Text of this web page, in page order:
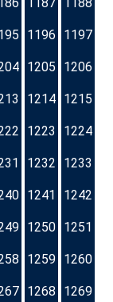
1196 1197
1205 1206
1214 1215
1223 1224
1232 1233
1241 1242
1250 1251
1259 1260
1268 1269